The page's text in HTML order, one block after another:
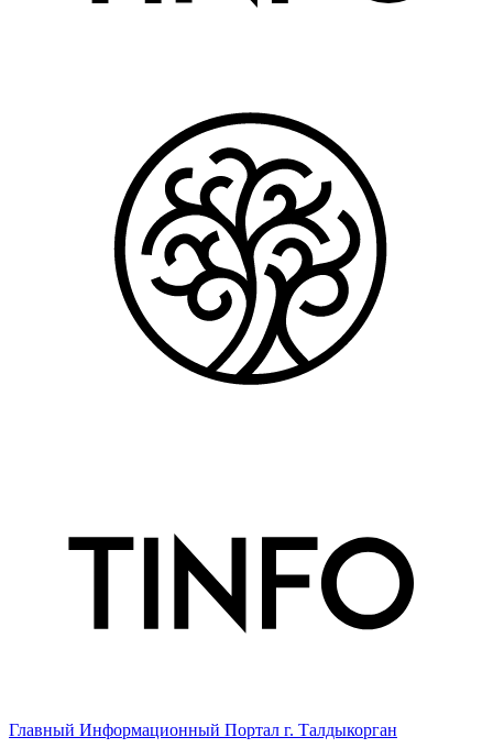
Главный Информационный Портал г. Талдыкорган